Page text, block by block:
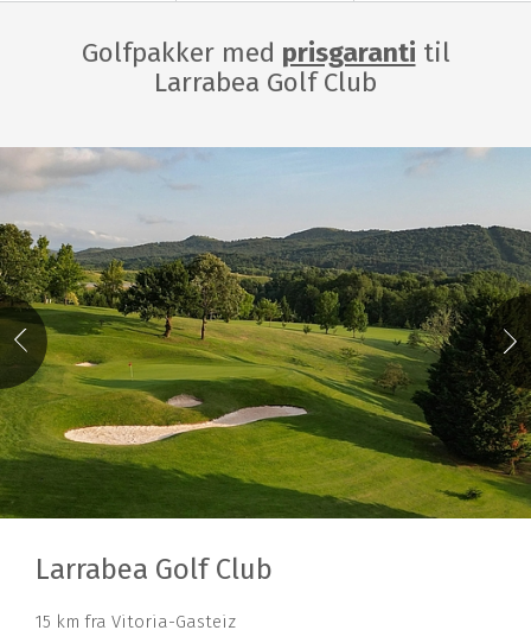
Golfpakker med prisgaranti til
Larrabea Golf Club
Larrabea Golf Club
15 km fra Vitoria-Gasteiz